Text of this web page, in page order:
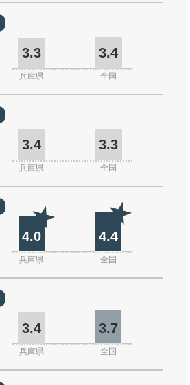
3.3 3.4
兵庫県 全国
3.4 3.3
兵庫県 全国
4.0 4.4
兵庫県 全国
3.4 3.7
兵庫県 全国